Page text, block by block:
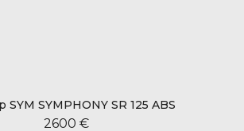
SYMPHONY SR 125 ABS
2600 €